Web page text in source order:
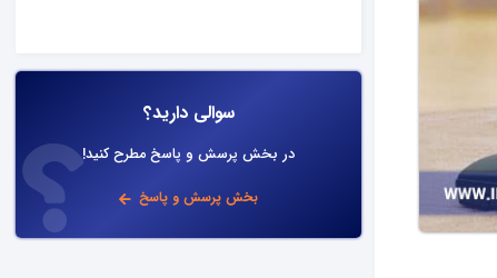
سوالی دارید؟
در بخش پرسش و پاسخ مطرح کنید!
بخش پرسش و پاسخ